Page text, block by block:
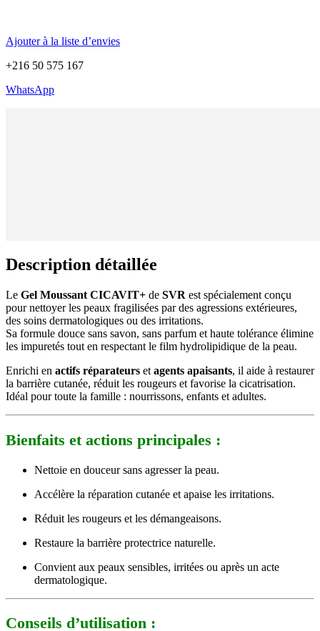
Ajouter à la liste d’envies
+216 50 575 167
WhatsApp
Description détaillée
Le Gel Moussant CICAVIT+ de SVR est spécialement conçu
pour nettoyer les peaux fragilisées par des agressions extérieures,
des soins dermatologiques ou des irritations.
Sa formule douce sans savon, sans parfum et haute tolérance élimine
les impuretés tout en respectant le film hydrolipidique de la peau.
Enrichi en actifs réparateurs et agents apaisants, il aide à restaurer
la barrière cutanée, réduit les rougeurs et favorise la cicatrisation.
Idéal pour toute la famille : nourrissons, enfants et adultes.
Bienfaits et actions principales :
Nettoie en douceur sans agresser la peau.
Accélère la réparation cutanée et apaise les irritations.
Réduit les rougeurs et les démangeaisons.
Restaure la barrière protectrice naturelle.
Convient aux peaux sensibles, irritées ou après un acte
dermatologique.
Conseils d’utilisation :